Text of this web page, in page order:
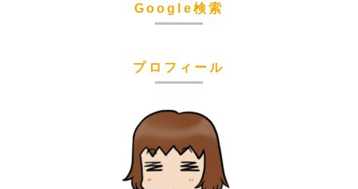
Google検索
プロフィール